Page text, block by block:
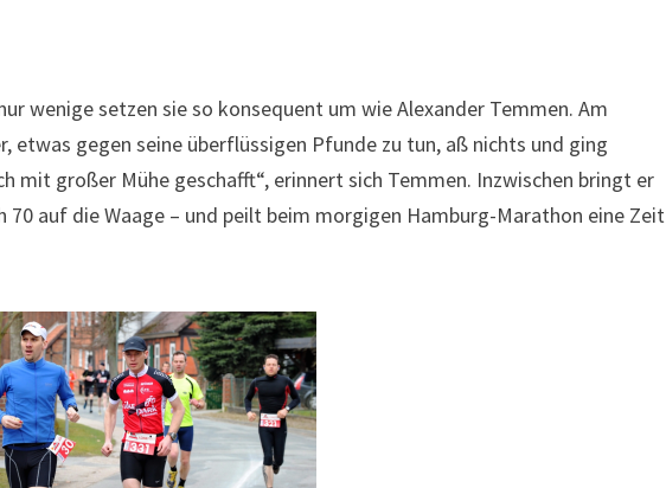
wenige setzen sie so konsequent um wie Alexander Temmen. Am
etwas gegen seine überflüssigen Pfunde zu tun, aß nichts und ging
mit großer Mühe geschafft“, erinnert sich Temmen. Inzwischen bringt er
auf die Waage – und peilt beim morgigen Hamburg-Marathon eine Zeit